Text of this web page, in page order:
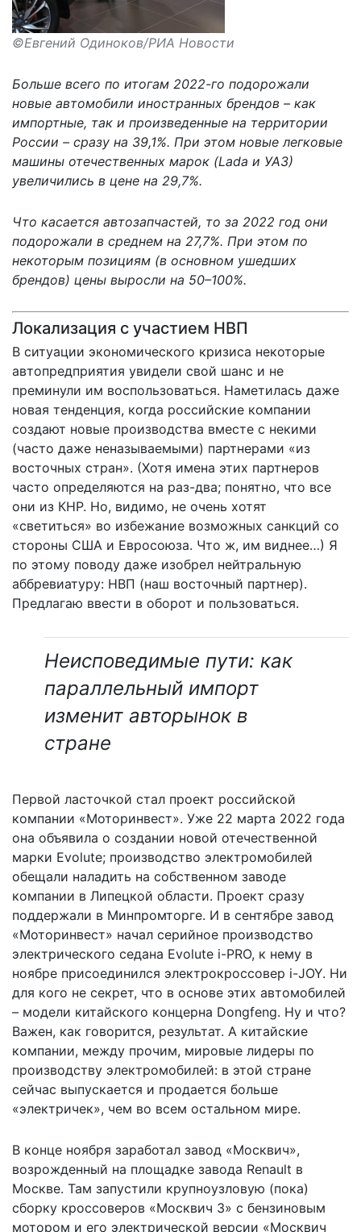
©Евгений Одиноков/РИА Новости
Больше всего по итогам 2022-го подорожали
новые автомобили иностранных брендов – как
импортные, так и произведенные на территории
России – сразу на 39,1%. При этом новые легковые
машины отечественных марок (Lada и УАЗ)
увеличились в цене на 29,7%.
Что касается автозапчастей, то за 2022 год они
подорожали в среднем на 27,7%. При этом по
некоторым позициям (в основном ушедших
брендов) цены выросли на 50–100%.
Локализация с участием НВП
В ситуации экономического кризиса некоторые
автопредприятия увидели свой шанс и не
преминули им воспользоваться. Наметилась даже
новая тенденция, когда российские компании
создают новые производства вместе с некими
(часто даже неназываемыми) партнерами «из
восточных стран». (Хотя имена этих партнеров
часто определяются на раз-два; понятно, что все
они из КНР. Но, видимо, не очень хотят
«светиться» во избежание возможных санкций со
стороны США и Евросоюза. Что ж, им виднее…) Я
по этому поводу даже изобрел нейтральную
аббревиатуру: НВП (наш восточный партнер).
Предлагаю ввести в оборот и пользоваться.
Неисповедимые пути: как
параллельный импорт
изменит авторынок в
стране
Первой ласточкой стал проект российской
компании «Моторинвест». Уже 22 марта 2022 года
она объявила о создании новой отечественной
марки Evolute; производство электромобилей
обещали наладить на собственном заводе
компании в Липецкой области. Проект сразу
поддержали в Минпромторге. И в сентябре завод
«Моторинвест» начал серийное производство
электрического седана Evolute i-PRO, к нему в
ноябре присоединился электрокроссовер i-JOY. Ни
для кого не секрет, что в основе этих автомобилей
– модели китайского концерна Dongfeng. Ну и что?
Важен, как говорится, результат. А китайские
компании, между прочим, мировые лидеры по
производству электромобилей: в этой стране
сейчас выпускается и продается больше
«электричек», чем во всем остальном мире.
В конце ноября заработал завод «Москвич»,
возрожденный на площадке завода Renault в
Москве. Там запустили крупноузловую (пока)
сборку кроссоверов «Москвич 3» с бензиновым
мотором и его электрической версии «Москвич